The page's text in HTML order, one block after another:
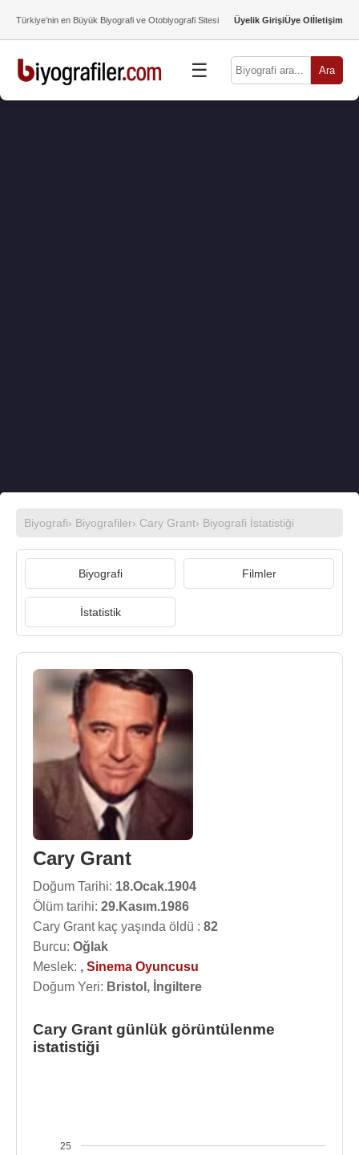
Türkiye’nin en Büyük Biyografi ve Otobiyografi Sitesi Üyelik GirişiÜye Olİletişim
☰ Ara
Biyografi› Biyografiler› Cary Grant› Biyografi İstatistiği
Biyografi Filmler
İstatistik
Cary Grant
Doğum Tarihi: 18.Ocak.1904
Ölüm tarihi: 29.Kasım.1986
Cary Grant kaç yaşında öldü : 82
Burcu: Oğlak
Meslek: , Sinema Oyuncusu
Doğum Yeri: Bristol, İngiltere
Cary Grant günlük görüntülenme
istatistiği
25